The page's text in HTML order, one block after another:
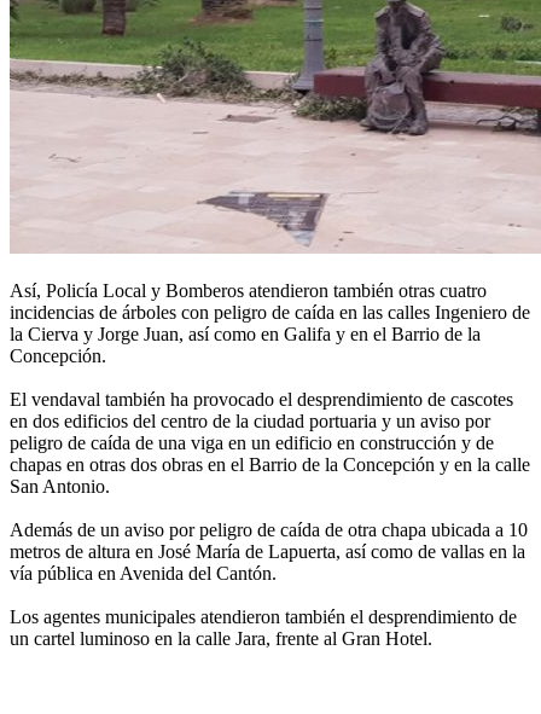
Así, Policía Local y Bomberos atendieron también otras cuatro
incidencias de árboles con peligro de caída en las calles Ingeniero de
la Cierva y Jorge Juan, así como en Galifa y en el Barrio de la
Concepción.
El vendaval también ha provocado el desprendimiento de cascotes
en dos edificios del centro de la ciudad portuaria y un aviso por
peligro de caída de una viga en un edificio en construcción y de
chapas en otras dos obras en el Barrio de la Concepción y en la calle
San Antonio.
Además de un aviso por peligro de caída de otra chapa ubicada a 10
metros de altura en José María de Lapuerta, así como de vallas en la
vía pública en Avenida del Cantón.
Los agentes municipales atendieron también el desprendimiento de
un cartel luminoso en la calle Jara, frente al Gran Hotel.